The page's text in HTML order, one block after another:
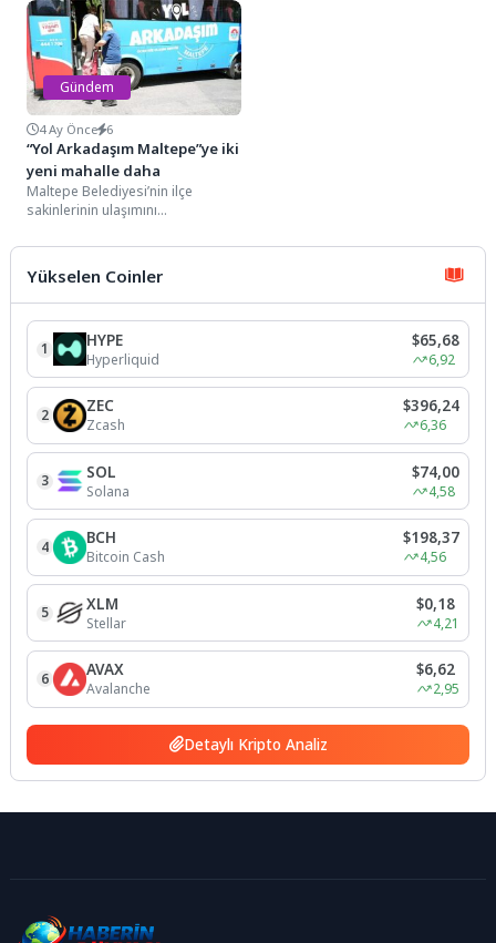
düzenlendi. Kemer Belediyesi...
Gündem
4 Ay Önce 6
“Yol Arkadaşım Maltepe”ye iki
yeni mahalle daha
Maltepe Belediyesi’nin ilçe
sakinlerinin ulaşımını
Arkadaşım Maltepe’’ servis
noktalarına iki yeni...
Yükselen Coinler
1 HYPE
Hyperliquid
$65,68
6,92
2 ZEC
Zcash
$396,24
6,36
3 SOL
Solana
$74,00
4,58
4 BCH
Bitcoin Cash
$198,37
4,56
5 XLM
Stellar
$0,18
4,21
6 AVAX
Avalanche
$6,62
2,95
Detaylı Kripto Analiz